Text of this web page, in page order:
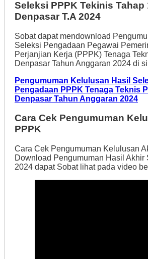
Seleksi PPPK Tekinis Tahap
Denpasar T.A 2024
Sobat dapat mendownload
Seleksi Pengadaan Pegawai
Perjanjian Kerja (PPPK) Tenaga
Denpasar Tahun Anggaran 2024 di
Pengumuman Kelulusan Hasil
Pengadaan PPPK Tenaga Teknis
Denpasar Tahun Anggaran 2024
Cara Cek Pengumuman
PPPK
Cara Cek Pengumuman Kelulusan
Download Pengumuman Hasil Akhir
2024 dapat Sobat lihat pada video